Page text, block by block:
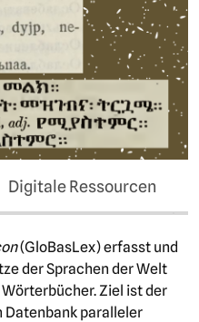
Digitale Ressourcen
(GloBasLex) erfasst und
der Sprachen der Welt
Ziel ist der
Datenbank paralleler